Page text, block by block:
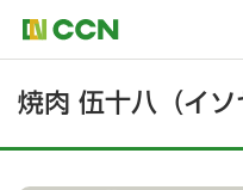
焼肉 伍十八（イソ